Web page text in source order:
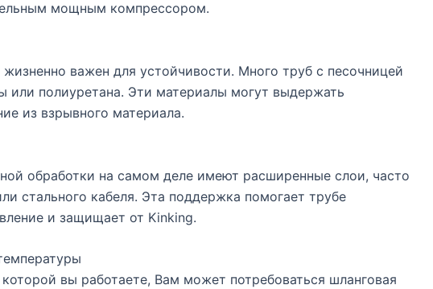
мощным компрессором.
важен для устойчивости. Много труб с песочницей
или полиуретана. Эти материалы могут выдержать
из взрывного материала.
обработки на самом деле имеют расширенные слои, часто
стального кабеля. Эта поддержка помогает трубе
и защищает от Kinking.
вы работаете, Вам может потребоваться шланговая